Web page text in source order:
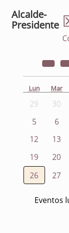
Alcalde-
Presidente
Lun Mar
29 30
5
6
12
13
19
20
26
27
Eventos